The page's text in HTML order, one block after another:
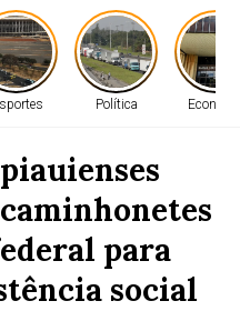
Política
para
social